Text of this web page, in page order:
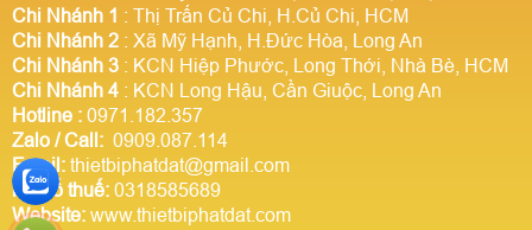
Chi Nhánh 1 : Thị Trấn Củ Chi, H.Củ Chi, HCM
Chi Nhánh 2 : Xã Mỹ Hạnh, H.Đức Hòa, Long An
Chi Nhánh 3 : KCN Hiệp Phước, Long Thới, Nhà Bè, HCM
Chi Nhánh 4 : KCN Long Hậu, Cần Giuộc, Long An
Hotline : 0971.182.357
Zalo / Call: 0909.087.114
Email: thietbiphatdat@gmail.com
Mã số thuế: 0318585689
Website: www.thietbiphatdat.com